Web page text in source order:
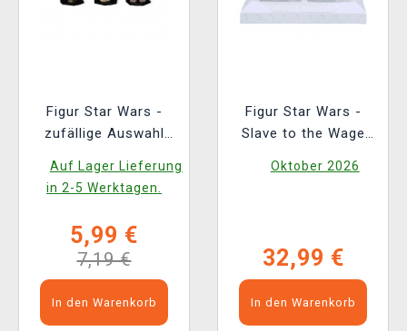
Figur Star Wars -
zufällige Auswahl
Auf Lager Lieferung
in 2-5 Werktagen.
5,99 €
7,19 €
In den Warenkorb
Figur Star Wars -
Slave to the Wage
Oktober 2026
32,99 €
In den Warenkorb